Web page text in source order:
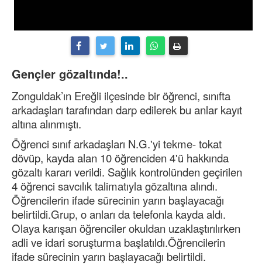
Gençler gözaltında!..
Zonguldak’ın Ereğli ilçesinde bir öğrenci, sınıfta
arkadaşları tarafından darp edilerek bu anlar kayıt
altına alınmıştı.
Öğrenci sınıf arkadaşları N.G.'yi tekme- tokat
dövüp, kayda alan 10 öğrenciden 4'ü hakkında
gözaltı kararı verildi. Sağlık kontrolünden geçirilen
4 öğrenci savcılık talimatıyla gözaltına alındı.
Öğrencilerin ifade sürecinin yarın başlayacağı
belirtildi.Grup, o anları da telefonla kayda aldı.
Olaya karışan öğrenciler okuldan uzaklaştırılırken
adli ve idari soruşturma başlatıldı.Öğrencilerin
ifade sürecinin yarın başlayacağı belirtildi.